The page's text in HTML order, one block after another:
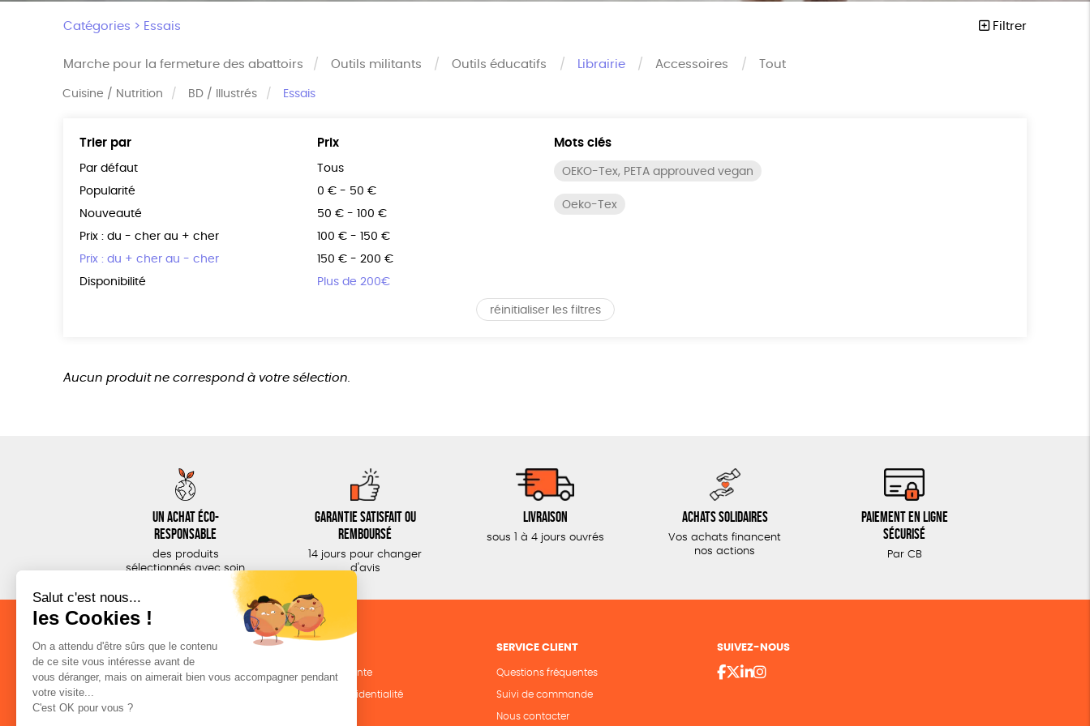
Catégories > Essais Filtrer
Marche pour la fermeture des abattoirs Outils militants Outils éducatifs Librairie
Cuisine / Nutrition BD / Illustrés Essais
Accessoires Tout
Trier par
Par défaut
Popularité
Nouveauté
Prix : du - cher au + cher
Prix : du + cher au - cher
Disponibilité
Prix
Tous
0 € - 50 €
50 € - 100 €
100 € - 150 €
150 € - 200 €
Plus de 200€
Mots clés
OEKO-Tex, PETA approuved vegan
Oeko-Tex
réinitialiser les filtres
Aucun produit ne correspond à votre sélection.
Un achat éco-
responsable
des produits
sélectionnés avec soin
Garantie satisfait ou
remboursé
14 jours pour changer
d'avis
Livraison
sous 1 à 4 jours ouvrés
Achats solidaires
Vos achats financent
nos actions
Paiement en ligne
sécurisé
Par CB
NOS CATÉGORIES
Outils militants
Outils éducatifs
Librairie
LA BOUTIQUE
Conditions de vente
Politique de confidentialité
SERVICE CLIENT
Questions fréquentes
Suivi de commande
Nous contacter
SUIVEZ-NOUS